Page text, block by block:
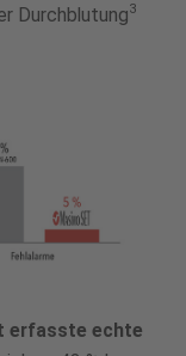
Durchblutung3
erfasste echte